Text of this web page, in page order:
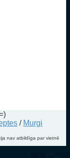
/ Murgi
nav atbildīga par vietnē